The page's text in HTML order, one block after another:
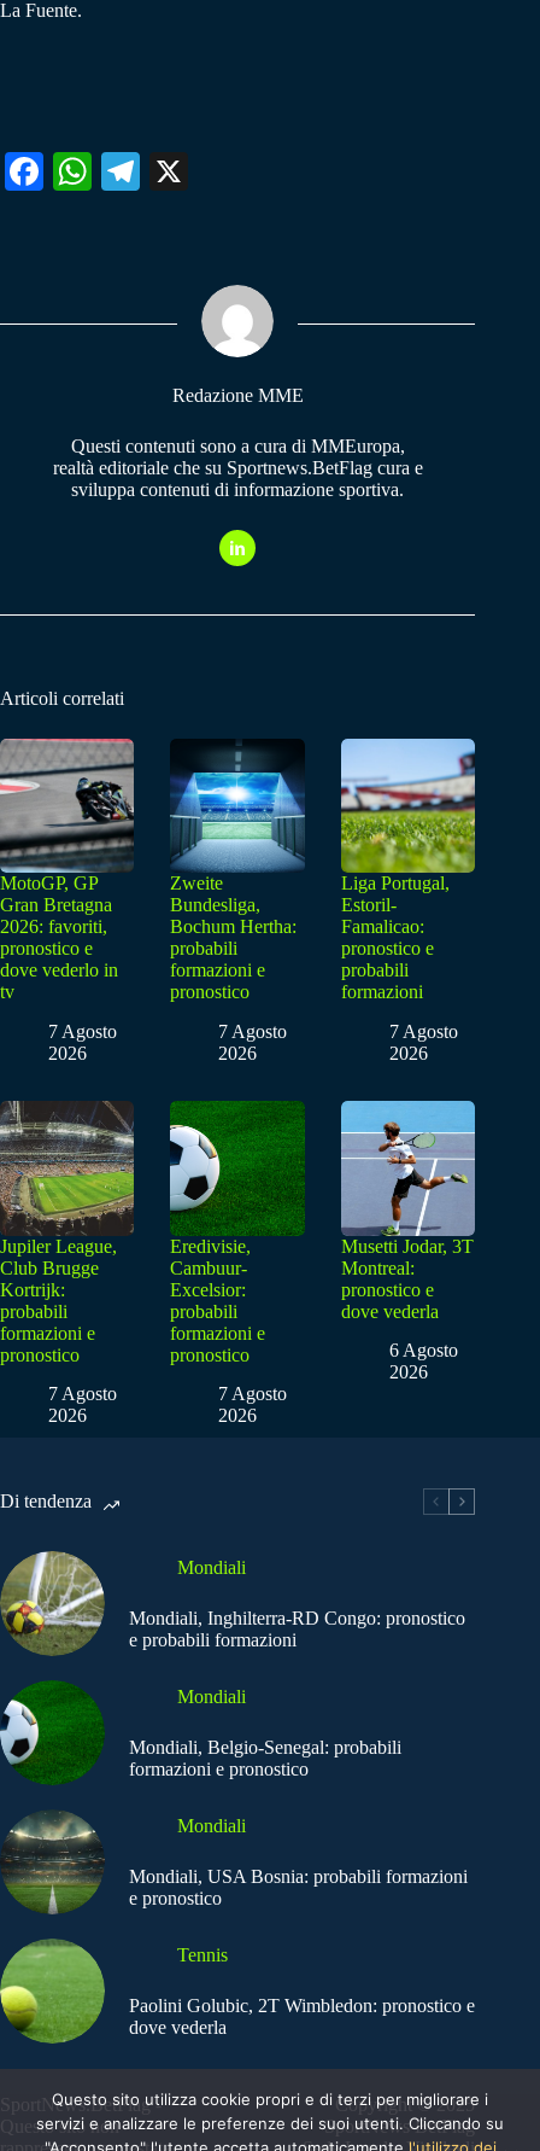
La Fuente.
Fa W
pp
Te
m
Redazione MME
Questi contenuti sono a cura di MMEuropa,
realtà editoriale che su Sportnews.BetFlag cura e
sviluppa contenuti di informazione sportiva.
Articoli correlati
MotoGP, GP
Gran Bretagna
2026: favoriti,
pronostico e
dove vederlo in
tv
7 Agosto
2026
Zweite
Bundesliga,
Bochum Hertha:
probabili
formazioni e
pronostico
7 Agosto
2026
Liga Portugal,
Estoril-
Famalicao:
pronostico e
probabili
formazioni
7 Agosto
2026
Jupiler League,
Club Brugge
Kortrijk:
probabili
formazioni e
pronostico
7 Agosto
2026
Eredivisie,
Cambuur-
Excelsior:
probabili
formazioni e
pronostico
7 Agosto
2026
Musetti Jodar, 3T
Montreal:
pronostico e
dove vederla
6 Agosto
2026
Di tendenza
Mondiali
Mondiali, Inghilterra-RD Congo: pronostico
e probabili formazioni
Mondiali
Mondiali, Belgio-Senegal: probabili
formazioni e pronostico
Mondiali
Mondiali, USA Bosnia: probabili formazioni
e pronostico
Tennis
Paolini Golubic, 2T Wimbledon: pronostico e
dove vederla
SportNews.BetFlag -
Questo sito non
Copyright © 2025
SportNews BetFlag
Questo sito utilizza cookie propri e di terzi per migliorare i
servizi e analizzare le preferenze dei suoi utenti. Cliccando su